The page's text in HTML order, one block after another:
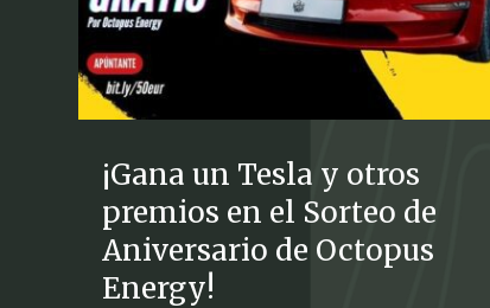
¡Gana un Tesla y otros
premios en el Sorteo de
Aniversario de Octopus
Energy!